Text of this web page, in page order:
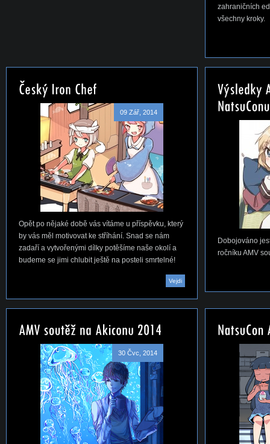
zahraničních
všechny kroky.
09 Zář, 2014
Opět po nějaké době vás vítáme u příspěvku, který
by vás měl motivovat ke stříhání. Snad se nám
zadaří a vytvořenými dílky potěšíme naše okolí a
budeme se jimi chlubit ještě na posteli smrtelné!
Vejdi
Dobojováno
ročníku AMV
30 Čvc, 2014